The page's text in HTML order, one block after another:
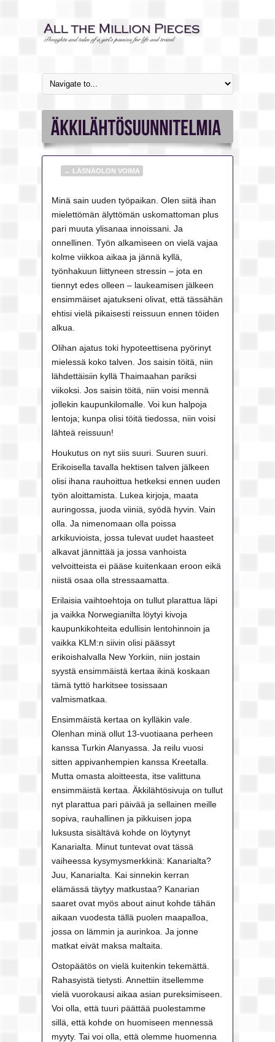
← LÄSNÄOLON VOIMA
Minä sain uuden työpaikan. Olen siitä ihan
mielettömän älyttömän uskomattoman plus
pari muuta ylisanaa innoissani. Ja
onnellinen. Työn alkamiseen on vielä vajaa
kolme viikkoa aikaa ja jännä kyllä,
työnhakuun liittyneen stressin – jota en
tiennyt edes olleen – laukeamisen jälkeen
ensimmäiset ajatukseni olivat, että tässähän
ehtisi vielä pikaisesti reissuun ennen töiden
alkua.
Olihan ajatus toki hypoteettisena pyörinyt
mielessä koko talven. Jos saisin töitä, niin
lähdettäisiin kyllä Thaimaahan pariksi
viikoksi. Jos saisin töitä, niin voisi mennä
jollekin kaupunkilomalle. Voi kun halpoja
lentoja; kunpa olisi töitä tiedossa, niin voisi
lähteä reissuun!
Houkutus on nyt siis suuri. Suuren suuri.
Erikoisella tavalla hektisen talven jälkeen
olisi ihana rauhoittua hetkeksi ennen uuden
työn aloittamista. Lukea kirjoja, maata
auringossa, juoda viiniä, syödä hyvin. Vain
olla. Ja nimenomaan olla poissa
arkikuvioista, jossa tulevat uudet haasteet
alkavat jännittää ja jossa vanhoista
velvoitteista ei pääse kuitenkaan eroon eikä
niistä osaa olla stressaamatta.
Erilaisia vaihtoehtoja on tullut plarattua läpi
ja vaikka Norwegianilta löytyi kivoja
kaupunkikohteita edullisin lentohinnoin ja
vaikka KLM:n siivin olisi päässyt
erikoishalvalla New Yorkiin, niin jostain
syystä ensimmäistä kertaa ikinä koskaan
tämä tyttö harkitsee tosissaan
valmismatkaa.
Ensimmäistä kertaa on kylläkin vale.
Olenhan minä ollut 13-vuotiaana perheen
kanssa Turkin Alanyassa. Ja reilu vuosi
sitten appivanhempien kanssa Kreetalla.
Mutta omasta aloitteesta, itse valittuna
ensimmäistä kertaa. Äkkilähtösivuja on tullut
nyt plarattua pari päivää ja sellainen meille
sopiva, rauhallinen ja pikkuisen jopa
luksusta sisältävä kohde on löytynyt
Kanarialta. Minut tuntevat ovat tässä
vaiheessa kysymysmerkkinä: Kanarialta?
Juu, Kanarialta. Kai sinnekin kerran
elämässä täytyy matkustaa? Kanarian
saaret ovat myös about ainut kohde tähän
aikaan vuodesta tällä puolen maapalloa,
jossa on lämmin ja aurinkoa. Ja jonne
matkat eivät maksa maltaita.
Ostopäätös on vielä kuitenkin tekemättä.
Rahasyistä tietysti. Annettiin itsellemme
vielä vuorokausi aikaa asian pureksimiseen.
Voi olla, että tuuri päättää puolestamme
sillä, että kohde on huomiseen mennessä
myyty. Tai voi olla, että olemme huomenna